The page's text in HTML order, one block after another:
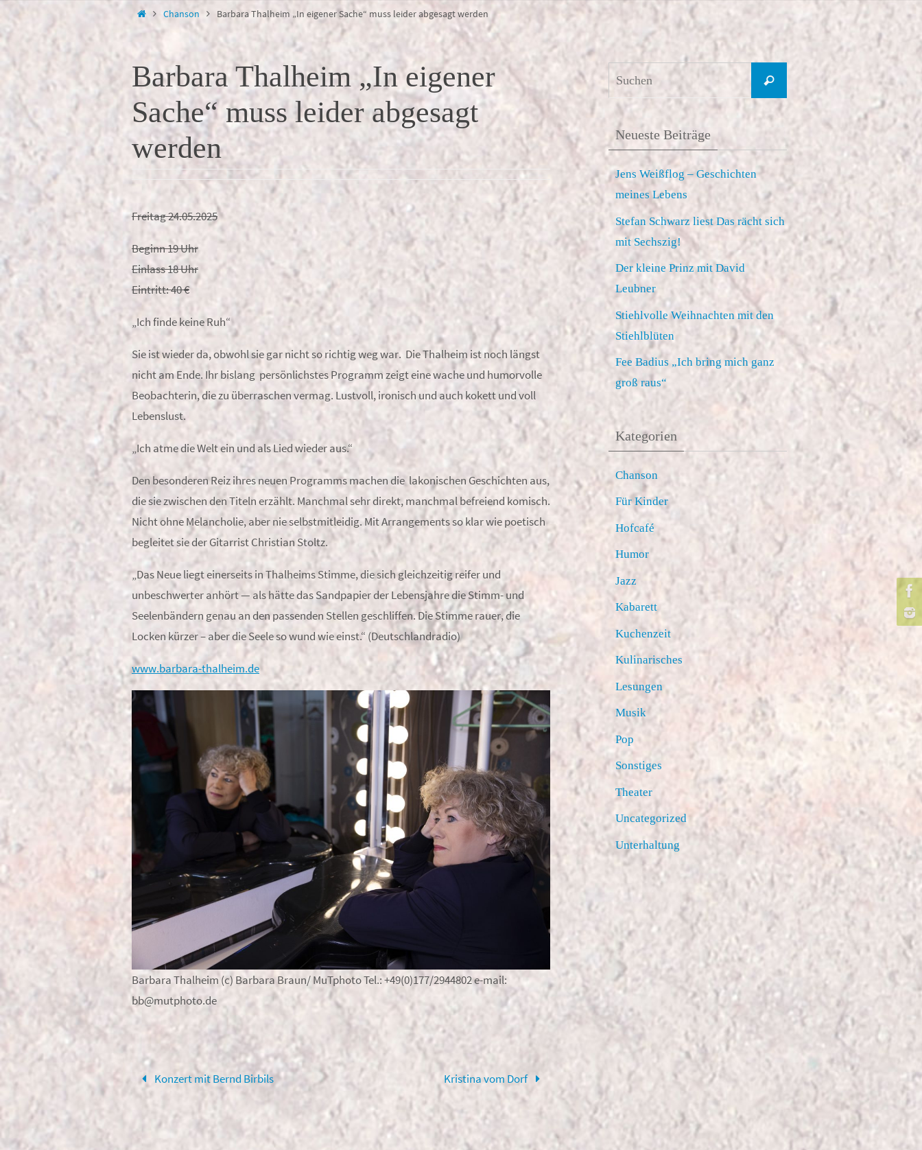
springen
StartChanson Barbara Thalheim „In eigener Sache“ muss leider abgesagt werden
Barbara Thalheim „In eigener
Sache“ muss leider abgesagt
werden
Freitag 24.05.2025
Beginn 19 Uhr
Einlass 18 Uhr
Eintritt: 40 €
„Ich finde keine Ruh“
Sie ist wieder da, obwohl sie gar nicht so richtig weg war. Die Thalheim ist noch längst
nicht am Ende. Ihr bislang persönlichstes Programm zeigt eine wache und humorvolle
Beobachterin, die zu überraschen vermag. Lustvoll, ironisch und auch kokett und voll
Lebenslust.
„Ich atme die Welt ein und als Lied wieder aus.“
Den besonderen Reiz ihres neuen Programms machen die lakonischen Geschichten aus,
die sie zwischen den Titeln erzählt. Manchmal sehr direkt, manchmal befreiend komisch.
Nicht ohne Melancholie, aber nie selbstmitleidig. Mit Arrangements so klar wie poetisch
begleitet sie der Gitarrist Christian Stoltz.
„Das Neue liegt einerseits in Thalheims Stimme, die sich gleichzeitig reifer und
unbeschwerter anhört — als hätte das Sandpapier der Lebensjahre die Stimm- und
Seelenbändern genau an den passenden Stellen geschliffen. Die Stimme rauer, die
Locken kürzer – aber die Seele so wund wie einst.“ (Deutschlandradio)
www.barbara-thalheim.de
Barbara Thalheim (c) Barbara Braun/ MuTphoto Tel.: +49(0)177/2944802 e-mail:
bb@mutphoto.de
Konzert mit Bernd Birbils Kristina vom Dorf
nach:
Suchen
Neueste Beiträge
Jens Weißflog – Geschichten
meines Lebens
Stefan Schwarz liest Das rächt sich
mit Sechszig!
Der kleine Prinz mit David
Leubner
Stiehlvolle Weihnachten mit den
Stiehlblüten
Fee Badius „Ich bring mich ganz
groß raus“
Kategorien
Chanson
Für Kinder
Hofcafé
Humor
Jazz
Kabarett
Kuchenzeit
Kulinarisches
Lesungen
Musik
Pop
Sonstiges
Theater
Uncategorized
Unterhaltung